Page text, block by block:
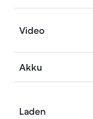
Video
Akku
Laden